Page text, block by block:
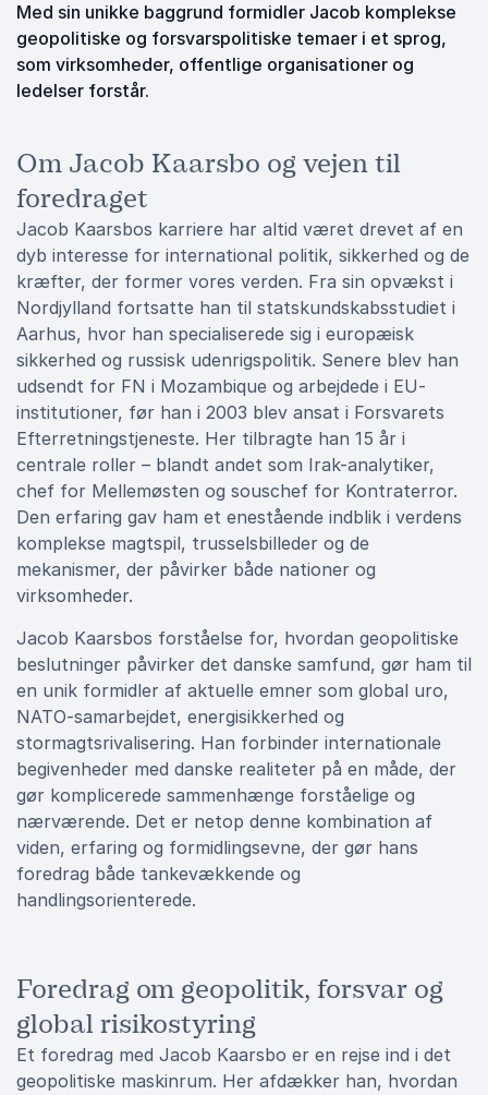
Med sin unikke baggrund formidler Jacob komplekse
geopolitiske og forsvarspolitiske temaer i et sprog,
som virksomheder, offentlige organisationer og
ledelser forstår.
Om Jacob Kaarsbo og vejen til
foredraget
Jacob Kaarsbos karriere har altid været drevet af en
dyb interesse for international politik, sikkerhed og de
kræfter, der former vores verden. Fra sin opvækst i
Nordjylland fortsatte han til statskundskabsstudiet i
Aarhus, hvor han specialiserede sig i europæisk
sikkerhed og russisk udenrigspolitik. Senere blev han
udsendt for FN i Mozambique og arbejdede i EU-
institutioner, før han i 2003 blev ansat i Forsvarets
Efterretningstjeneste. Her tilbragte han 15 år i
centrale roller – blandt andet som Irak-analytiker,
chef for Mellemøsten og souschef for Kontraterror.
Den erfaring gav ham et enestående indblik i verdens
komplekse magtspil, trusselsbilleder og de
mekanismer, der påvirker både nationer og
virksomheder.
Jacob Kaarsbos forståelse for, hvordan geopolitiske
beslutninger påvirker det danske samfund, gør ham til
en unik formidler af aktuelle emner som global uro,
NATO-samarbejdet, energisikkerhed og
stormagtsrivalisering. Han forbinder internationale
begivenheder med danske realiteter på en måde, der
gør komplicerede sammenhænge forståelige og
nærværende. Det er netop denne kombination af
viden, erfaring og formidlingsevne, der gør hans
foredrag både tankevækkende og
handlingsorienterede.
Foredrag om geopolitik, forsvar og
global risikostyring
Et foredrag med Jacob Kaarsbo er en rejse ind i det
geopolitiske maskinrum. Her afdækker han, hvordan